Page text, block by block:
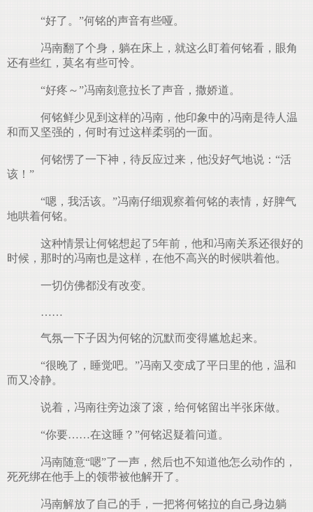
“好了。”何铭的声音有些哑。
冯南翻了个身，躺在床上，就这么盯着何铭看，眼角
还有些红，莫名有些可怜。
“好疼～”冯南刻意拉长了声音，撒娇道。
何铭鲜少见到这样的冯南，他印象中的冯南是待人温
和而又坚强的，何时有过这样柔弱的一面。
何铭愣了一下神，待反应过来，他没好气地说：“活
该！”
“嗯，我活该。”冯南仔细观察着何铭的表情，好脾气
地哄着何铭。
这种情景让何铭想起了5年前，他和冯南关系还很好的
时候，那时的冯南也是这样，在他不高兴的时候哄着他。
一切仿佛都没有改变。
……
气氛一下子因为何铭的沉默而变得尴尬起来。
“很晚了，睡觉吧。”冯南又变成了平日里的他，温和
而又冷静。
说着，冯南往旁边滚了滚，给何铭留出半张床做。
“你要……在这睡？”何铭迟疑着问道。
冯南随意“嗯”了一声，然后也不知道他怎么动作的，
死死绑在他手上的领带被他解开了。
冯南解放了自己的手，一把将何铭拉的自己身边躺